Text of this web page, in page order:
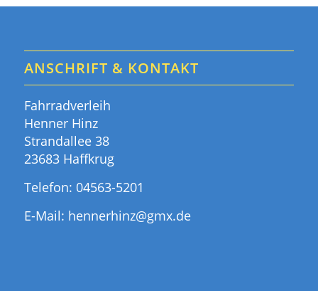
ANSCHRIFT & KONTAKT
Fahrradverleih
Henner Hinz
Strandallee 38
23683 Haffkrug
Telefon: 04563-5201
E-Mail: hennerhinz@gmx.de